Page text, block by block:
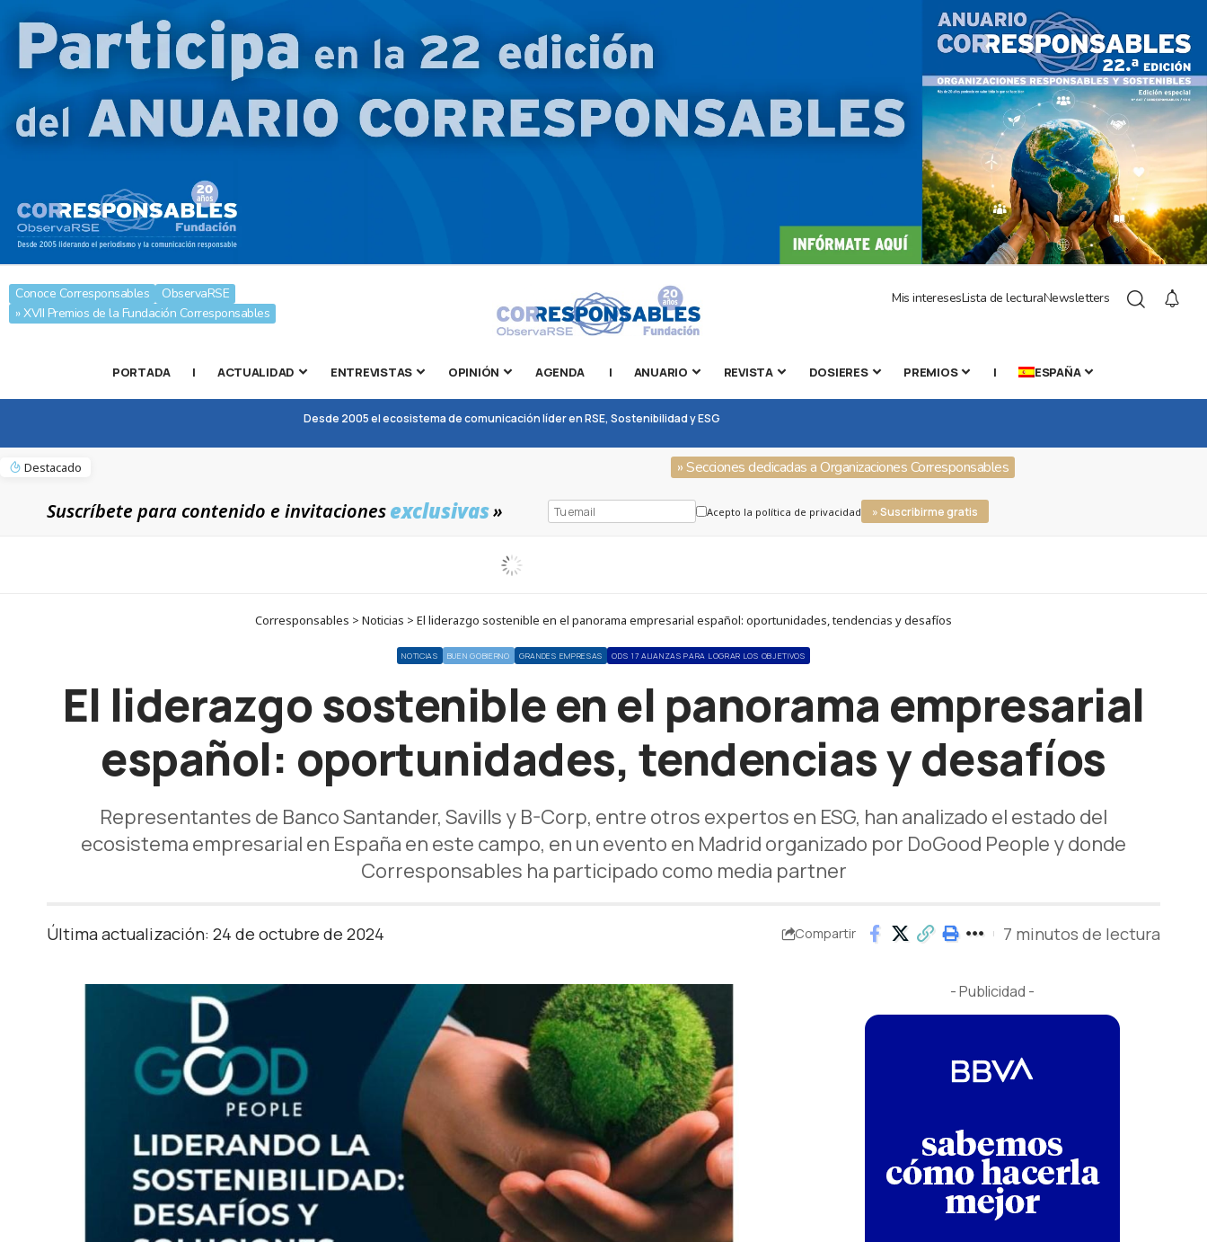
Conoce Corresponsables
ObservaRSE
» XVII Premios de la Fundación Corresponsables
Mis interesesLista de lecturaNewsletters
PORTADA | ACTUALIDAD ENTREVISTAS OPINIÓN AGENDA | ANUARIO REVISTA DOSIERES PREMIOS | ESPAÑA
Desde 2005 el ecosistema de comunicación líder en RSE, Sostenibilidad y ESG
Destacado » Secciones dedicadas a Organizaciones Corresponsables
Suscríbete para contenido e invitacionesexclusivas» Acepto la política de privacidad » Suscribirme gratis
Corresponsables > Noticias > El liderazgo sostenible en el panorama empresarial español: oportunidades, tendencias y desafíos
NOTICIAS BUEN GOBIERNO GRANDES EMPRESAS ODS 17 ALIANZAS PARA LOGRAR LOS OBJETIVOS
El liderazgo sostenible en el panorama empresarial
español: oportunidades, tendencias y desafíos
Representantes de Banco Santander, Savills y B-Corp, entre otros expertos en ESG, han analizado el estado del
ecosistema empresarial en España en este campo, en un evento en Madrid organizado por DoGood People y donde
Corresponsables ha participado como media partner
Última actualización: 24 de octubre de 2024 Compartir 7 minutos de lectura
- Publicidad -